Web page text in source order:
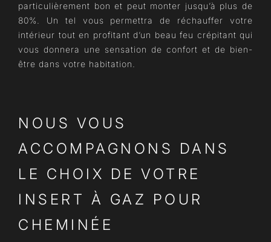
particulièrement bon et peut monter jusqu’à plus de
80%. Un tel vous permettra de réchauffer votre
intérieur tout en profitant d’un beau feu crépitant qui
vous donnera une sensation de confort et de bien-
être dans votre habitation.
NOUS VOUS
ACCOMPAGNONS DANS
LE CHOIX DE VOTRE
INSERT À GAZ POUR
CHEMINÉE